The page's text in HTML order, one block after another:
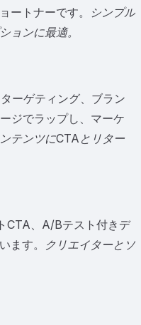
ートナーです。
シンプル
ョンに最適。
ーゲティング、ブラン
ジでラップし、マーケ
テンツにCTAとリター
CTA、A/Bテスト付きデ
ます。
クリエイターとソ